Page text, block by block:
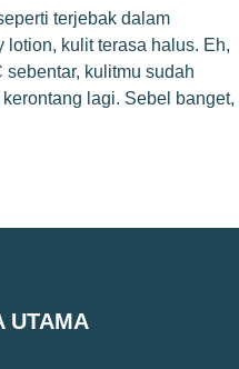
terjebak dalam
lotion, kulit terasa halus. Eh,
sebentar, kulitmu sudah
kerontang lagi. Sebel banget,
UTAMA